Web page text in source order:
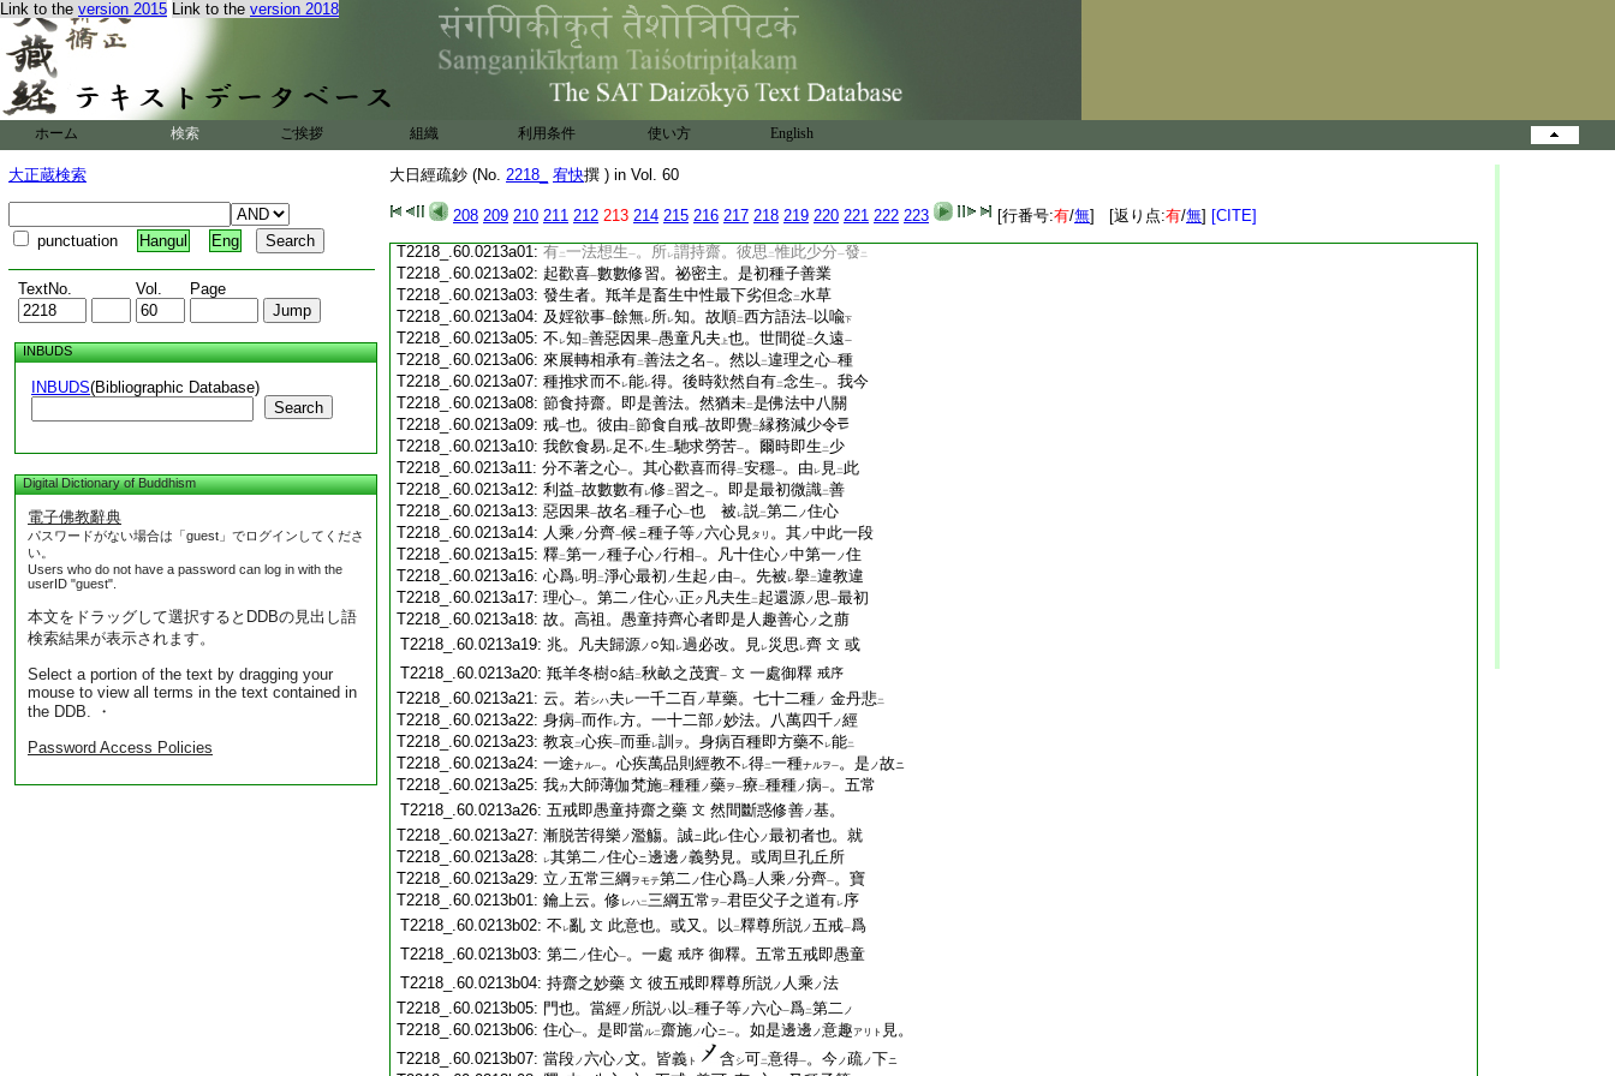
Link to the version 2015 Link to the version 2018
ホーム 検索 ご挨拶 組織 利用条件 使い方 English
大正蔵検索
punctuation Hangul Eng
TextNo. Vol. Page
INBUDS
INBUDS(Bibliographic Database)
Search
Digital Dictionary of Buddhism
電子佛教辭典
パスワードがない場合は「guest」でログインしてくださ
い。
Users who do not have a password can log in with the
userID "guest".
本文をドラッグして選択するとDDBの見出し語
検索結果が表示されます。
Select a portion of the text by dragging your
mouse to view all terms in the text contained in
the DDB. ・
Password Access Policies
大日經疏鈔 (No. 2218_ 宥快撰 ) in Vol. 60
208 209 210 211 212 213 214 215 216 217 218 219 220 221 222 223 [行番号:有/無] [返り点:有/無] [CITE]
T2218_.60.0212c19:
T2218_.60.0212c20:
T2218_.60.0212c21:大日經疏第二本鈔卷第四十五
上半五日
T2218_.60.0212c24:經云祕密主愚童凡夫 上來釋 第一 住心
T2218_.60.0212c25:違理 了。以下順世 八心釋也。於 中從
T2218_.60.0212c26:
第二牙種ノ釋 ノ終至二
T2218_.60.0212c27:段 可 有
T2218_.60.0212c28: 牙種 ノ釋。大 ニ兩節見
T2218_.60.0213a01: 有二一法想生一。所レ謂持齋。彼思 二惟此少分一發 二
T2218_.60.0213a02: 起歡喜一數數修習。祕密主。是初種子善業
T2218_.60.0213a03: 發生者。羝羊是畜生中性最下劣但念二水草
T2218_.60.0213a04: 及婬欲事一餘無レ所レ知。故順二西方語法一 以喩下
T2218_.60.0213a05: 不 レ知 二善惡因果一愚童凡夫 上也。世間從 二 久遠一
T2218_.60.0213a06: 來展轉相承有二善法之名 一。然以 二違理之心一種
T2218_.60.0213a07: 種推求而不 レ能レ得。後時欻然自有二念生一。我今
T2218_.60.0213a08: 節食持齋。即是善法。然猶未二是佛法中八關
T2218_.60.0213a09: 戒一也。彼由 二節食自戒一故即覺二縁務減少令
T2218_.60.0213a10: 我飮食易レ足不 レ生 二馳求勞苦一。爾時即生 二 少
T2218_.60.0213a11: 分不著之心一。其心歡喜而得二安穩一。由 レ 見二 此
T2218_.60.0213a12: 利益一故數數有レ修 二習之 一。即是最初微識二善
T2218_.60.0213a13: 惡因果一故名 二種子心一也 被 レ説二第二ノ住心
T2218_.60.0213a14: 人乘 ノ分齊一候ニ種子等ノ六心見タリ 。其ノ中此一段
T2218_.60.0213a15: 釋二第一ノ種子心ノ行相一。凡十住心ノ中第一ノ住
T2218_.60.0213a16: 心爲レ明 二淨心最初 ノ生起 ノ 由一。先被 レ擧二違教違
T2218_.60.0213a17: 理心一。第二ノ住心ハ正 ク 凡夫生 二 起還源ノ思一最初
T2218_.60.0213a18: 故。高祖。愚童持齊心者即是人趣善心ノ 之萠
T2218_.60.0213a19: 兆。凡夫歸源ノ ○知 レ過必改。見レ災思 レ齊 文 或
T2218_.60.0213a20: 羝羊冬樹○結二秋畝之茂實一 文 一處御釋 戒序
T2218_.60.0213a21: 云。若シハ夫 レ一千二百ノ草藥。七十二種ノ 金丹悲二
T2218_.60.0213a22: 身病一而作レ方。一十二部ノ妙法。八萬四千ノ經
T2218_.60.0213a23: 教哀二心疾一而垂レ訓 ヲ 。身病百種即方藥不 レ能二
T2218_.60.0213a24: 一途ナル一。心疾萬品則經教不 レ得二一種ナルヲ一。是 ノ故ニ
T2218_.60.0213a25: 我カ 大師薄伽梵施二種種ノ藥ヲ一療二種種ノ病一。五常
T2218_.60.0213a26: 五戒即愚童持齋之藥 文 然間斷惑修善ノ基。
T2218_.60.0213a27: 漸脱苦得樂ノ濫觴。誠ニ此レ住心ノ最初者也。就
T2218_.60.0213a28:
レ其第二ノ住心ニ邊邊 ノ義勢見。或周旦孔丘所
T2218_.60.0213a29: 立 ノ五常三綱 ヲモテ第二ノ住心爲二 人乘 ノ分齊一。寶
T2218_.60.0213b01: 鑰上云。修 レハ二三綱五常 ヲ一君臣父子之道有レ序
T2218_.60.0213b02: 不 レ亂 文 此意也。或又。以 二釋尊所説ノ五戒一爲
T2218_.60.0213b03: 第二ノ住心一。一處 戒序 御釋。五常五戒即愚童
T2218_.60.0213b04: 持齋之妙藥 文 彼五戒即釋尊所説ノ 人乘 ノ法
T2218_.60.0213b05: 門也。當經ノ 所説ハ 以 二種子等ノ六心一爲二第二ノ
T2218_.60.0213b06: 住心一。是即當ル二齋施ノ心ニ一。如是邊邊 ノ意趣 アリト 見。
T2218_.60.0213b07: 當段ノ六心ノ文。皆義 ト 含シ可二意得一。今ノ疏ノ下ニ